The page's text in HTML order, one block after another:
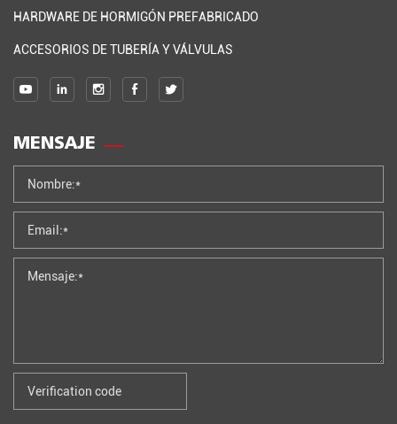
HARDWARE DE HORMIGÓN PREFABRICADO
ACCESORIOS DE TUBERÍA Y VÁLVULAS
MENSAJE